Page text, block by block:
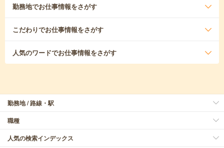
勤務地でお仕事情報をさがす
こだわりでお仕事情報をさがす
人気のワードでお仕事情報をさがす
勤務地 / 路線・駅
職種
人気の検索インデックス